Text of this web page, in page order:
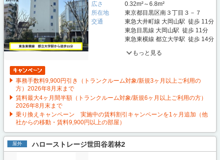
広さ
0.32m²～6.8m²
所在地
東京都目黒区南３丁目３－７
交通
東急大井町線 大岡山駅 徒歩 11分
東急目黒線 大岡山駅 徒歩 11分
東急東横線 都立大学駅 徒歩 14分
もっと見る
事務手数料9,900円引き（トランクルーム対象/新規3ヶ月以上ご利用の
方）2026年8月末まで
賃料最大4ヶ月間半額（トランクルーム対象/新規6ヶ月以上ご利用の方）
2026年8月末まで
乗り換えキャンペーン 実施中の賃料割引キャンペーンを1ヶ月追加（他
社からの移動・賃料9,900円以上の部屋）
屋外 ハローストレージ世田谷若林2